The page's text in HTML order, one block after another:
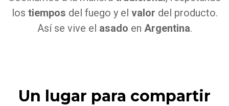
los tiempos del fuego y el valor del producto.
Así se vive el asado en Argentina.
Un lugar para compartir